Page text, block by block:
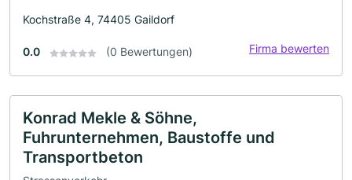
Kochstraße 4, 74405 Gaildorf
0.0 (0 Bewertungen) Firma bewerten
Konrad Mekle & Söhne,
Fuhrunternehmen, Baustoffe und
Transportbeton